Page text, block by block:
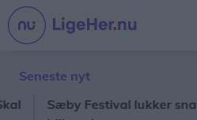
Seneste nyt
Sæby Festival lukker snart for